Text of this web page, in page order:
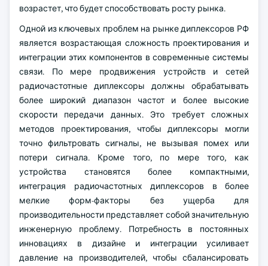
возрастет, что будет способствовать росту рынка.
Одной из ключевых проблем на рынке диплексоров РФ
является возрастающая сложность проектирования и
интеграции этих компонентов в современные системы
связи. По мере продвижения устройств и сетей
радиочастотные диплексоры должны обрабатывать
более широкий диапазон частот и более высокие
скорости передачи данных. Это требует сложных
методов проектирования, чтобы диплексоры могли
точно фильтровать сигналы, не вызывая помех или
потери сигнала. Кроме того, по мере того, как
устройства становятся более компактными,
интеграция радиочастотных диплексоров в более
мелкие форм-факторы без ущерба для
производительности представляет собой значительную
инженерную проблему. Потребность в постоянных
инновациях в дизайне и интеграции усиливает
давление на производителей, чтобы сбалансировать